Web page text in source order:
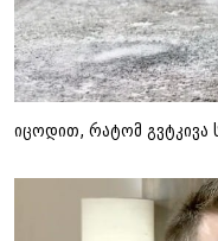
იცოდით, რატომ გვტკივა